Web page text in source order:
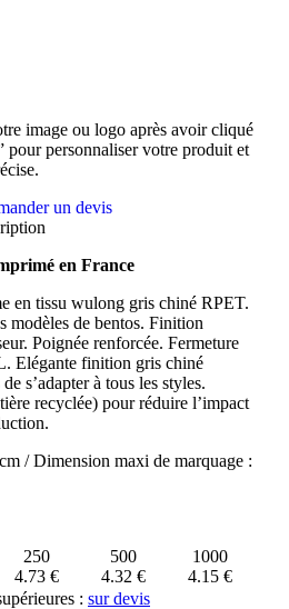
image ou logo après avoir cliqué
pour personnaliser votre produit et
un devis
en France
en tissu wulong gris chiné RPET.
modèles de bentos. Finition
Poignée renforcée. Fermeture
Elégante finition gris chiné
s’adapter à tous les styles.
recyclée) pour réduire l’impact
/ Dimension maxi de marquage :
250 500
1000
4.73 € 4.32 €
4.15 €
: sur devis